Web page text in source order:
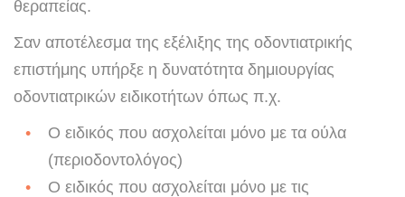
θεραπείας.
Σαν αποτέλεσμα της εξέλιξης της οδοντιατρικής
επιστήμης υπήρξε η δυνατότητα δημιουργίας
οδοντιατρικών ειδικοτήτων όπως π.χ.
Ο ειδικός που ασχολείται μόνο με τα ούλα
(περιοδοντολόγος)
Ο ειδικός που ασχολείται μόνο με τις